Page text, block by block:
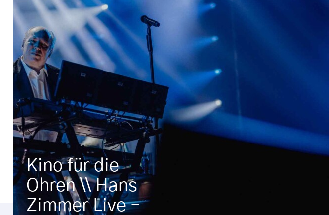
Kino für die
Ohren \\ Hans
Zimmer Live –